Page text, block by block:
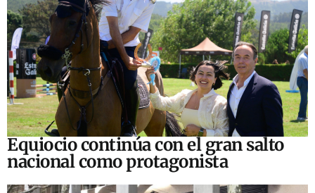
Equiocio continúa con el gran salto
nacional como protagonista